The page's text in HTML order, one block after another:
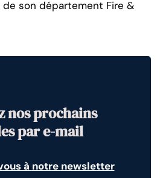
son département Fire &
nos prochains
par e-mail
à notre newsletter